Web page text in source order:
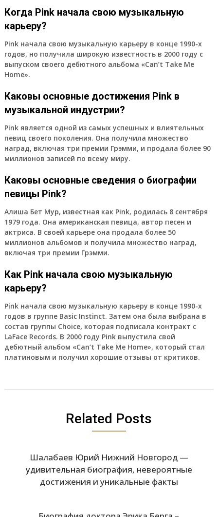
Когда Pink начала свою музыкальную
карьеру?
Pink начала свою музыкальную карьеру в конце 1990-х
годов, но получила широкую известность в 2000 году с
выпуском своего дебютного альбома «Can’t Take Me
Home».
Каковы основные достижения Pink в
музыкальной индустрии?
Pink является одной из самых успешных и влиятельных
певиц своего поколения. Она получила множество
наград, включая три премии Грэмми, и продала более 90
миллионов записей по всему миру.
Каковы основные сведения о биографии
певицы Pink?
Алиша Бет Мур, известная как Pink, родилась 8 сентября
1979 года. Она американская певица, автор песен и
актриса. В своей карьере она продала более 50
миллионов альбомов и получила множество наград,
включая три премии Грэмми.
Как Pink начала свою музыкальную
карьеру?
Pink начала свою музыкальную карьеру в конце 1990-х
годов в группе Basic Instinct. Затем она была выбрана в
состав группы Choice, которая подписала контракт с
LaFace Records. В 2000 году Pink выпустила свой
дебютный альбом «Can’t Take Me Home», который стал
платиновым и получил хорошие отзывы от критиков.
Related Posts
Шалабаев Юрий Нижний Новгород —
удивительная биография, невероятные
достижения и уникальные факты